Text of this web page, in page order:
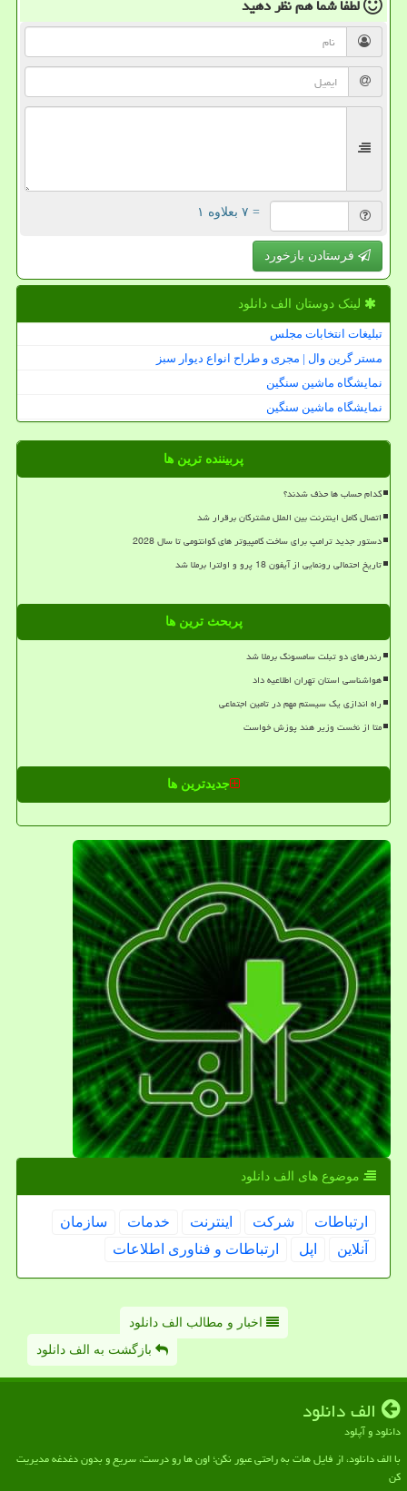
لطفا شما همنظر دهید
= ۷ بعلاوه ۱
فرستادن بازخورد
لینک دوستان الف دانلود
تبلیغات انتخابات مجلس
مستر گرین وال | مجری و طراح انواع دیوار سبز
نمایشگاه ماشین سنگین
نمایشگاه ماشین سنگین
پربیننده ترین ها
کدام حساب ها حذف شدند؟
اتصال کامل اینترنت بین الملل مشترکان برقرار شد
دستور جدید ترامپ برای ساخت کامپیوتر های کوانتومی تا سال 2028
تاریخ احتمالی رونمایی از آیفون 18 پرو و اولترا برملا شد
پربحث ترین ها
رندرهای دو تبلت سامسونگ برملا شد
هواشناسی استان تهران اطلاعیه داد
راه اندازی یک سیستم مهم در تامین اجتماعی
متا از نخست وزیر هند پوزش خواست
جدیدترین ها
موضوع های الف دانلود
ارتباطات شركت اینترنت خدمات
سازمان
آنلاین
اپل ارتباطات و فناوری اطلاعات
اخبار و مطالب الف دانلود
بازگشت به الف دانلود
الف دانلود
دانلود و آپلود
با الف دانلود، از فایل هات به راحتی عبور نکن؛ اون ها رو درست، سریع و بدون دغدغه مدیریت
کن